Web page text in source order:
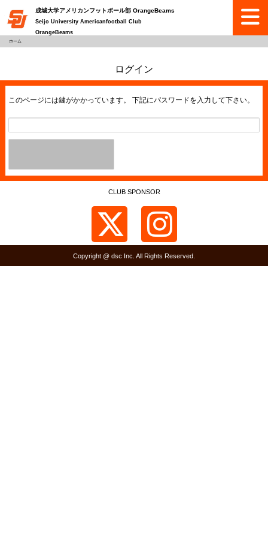
成城大学アメリカンフットボール部 OrangeBeams
Seijo University Americanfootball Club
OrangeBeams
ホーム
ログイン
このページには鍵がかかっています。 下記にパスワードを入力して下さい。
CLUB SPONSOR
Copyright @ dsc Inc. All Rights Reserved.